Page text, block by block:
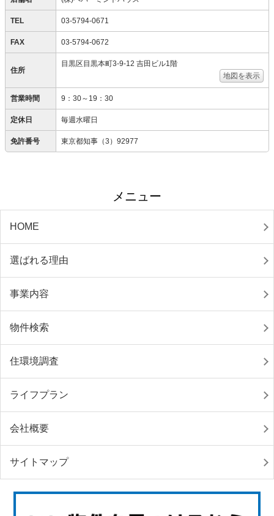
TEL 03-5794-0671
FAX 03-5794-0672
住所
目黒区目黒本町3-9-12 吉田ビル1階
地図を表示
営業時間 9：30～19：30
定休日 毎週水曜日
免許番号 東京都知事（3）92977
メニュー
HOME
選ばれる理由
事業内容
物件検索
住環境調査
ライフプラン
会社概要
サイトマップ